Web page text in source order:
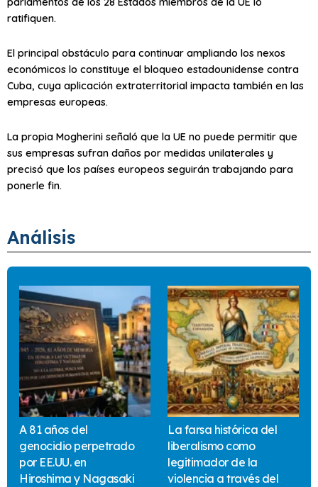
ratifiquen.
El principal obstáculo para continuar ampliando los nexos
económicos lo constituye el bloqueo estadounidense contra
Cuba, cuya aplicación extraterritorial impacta también en las
empresas europeas.
La propia Mogherini señaló que la UE no puede permitir que
sus empresas sufran daños por medidas unilaterales y
precisó que los países europeos seguirán trabajando para
ponerle fin.
Análisis
A 81 años del
genocidio perpetrado
por EE.UU. en
Hiroshima y Nagasaki
La farsa histórica del
liberalismo como
legitimador de la
violencia a través del